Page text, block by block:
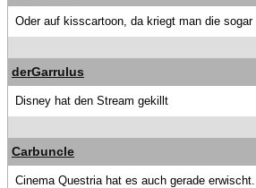
Oder auf kisscartoon, da kriegt man die sogar
derGarrulus
Disney hat den Stream gekillt
Carbuncle
Cinema Questria hat es auch gerade erwischt.